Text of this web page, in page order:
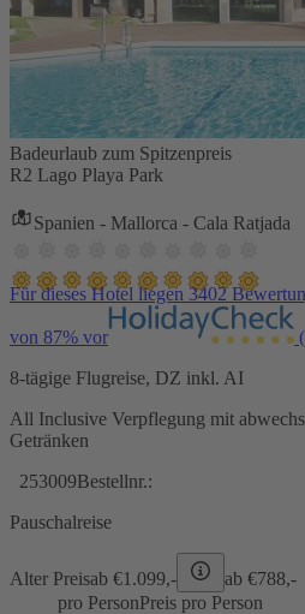
Badeurlaub zum Spitzenpreis
R2 Lago Playa Park
Spanien - Mallorca - Cala Ratjada
Für dieses Hotel liegen 3402
von 87% vor
8-tägige Flugreise, DZ inkl. AI
All Inclusive Verpflegung mit
Getränken
253009Bestellnr.:
Pauschalreise
Alter Preisab €1.099,- ab €788,-
pro PersonPreis pro Person